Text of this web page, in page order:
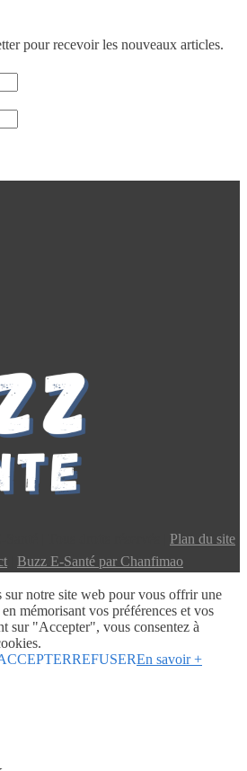
pour recevoir les nouveaux articles.
Plan du site
Buzz E-Santé par Chanfimao
sur notre site web pour vous offrir une
mémorisant vos préférences et vos
sur "Accepter", vous consentez à
REFUSEREn savoir +